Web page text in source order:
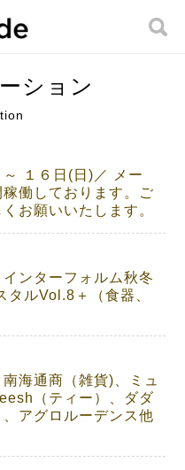
ション
１６日(日)／ メー
働しております。ご
お願いいたします。
インターフォルム秋冬
タルVol.8＋（食器、
海通商（雑貨)、ミュ
（ティー）、ダダ
アグロルーデンス他